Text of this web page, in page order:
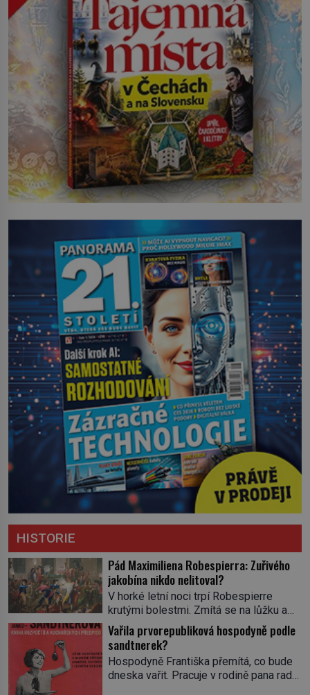
HISTORIE
Pád Maximiliena Robespierra: Zuřivého
jakobína nikdo nelitoval?
V horké letní noci trpí Robespierre
krutými bolestmi. Zmítá se na lůžku a
hlavou mu víří kolotoč myšlenek. Když
se probere z mdlob, vzpomene si na
jednu z pařížských jasnovidek, kterou
před lety navštívil. Prorokovala mu
tragický osud. Tehdy se jí vysmál.
Vařila prvorepubliková hospodyně podle
sandtnerek?
Hospodyně Františka přemítá, co bude
dneska vařit. Pracuje v rodině pana rady